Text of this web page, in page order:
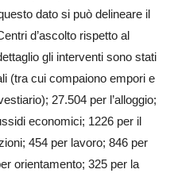
dato si può delineare il
d’ascolto rispetto al
gli interventi sono stati
(tra cui compaiono empori e
27.504 per l’alloggio;
economici; 1226 per il
454 per lavoro; 846 per
orientamento; 325 per la